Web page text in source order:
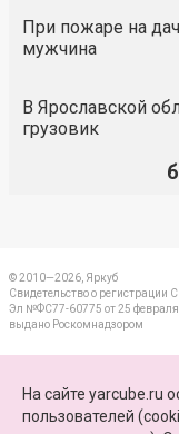
При пожаре на
мужчина
В Ярославской
грузовик
© 2010—2026, Яркуб
Свидетельство о регистрации
Эл №ФС77-60775 от 25 февраля
выдано Роскомнадзором
ПАРТНЕРЫ
На сайте yarcube.ru
пользователей